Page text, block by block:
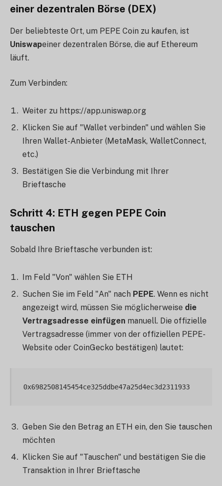
einer dezentralen Börse (DEX)
Der beliebteste Ort, um PEPE Coin zu kaufen, ist
Uniswapeiner dezentralen Börse, die auf Ethereum
läuft.
Zum Verbinden:
Weiter zu https://app.uniswap.org
Klicken Sie auf "Wallet verbinden" und wählen Sie
Ihren Wallet-Anbieter (MetaMask, WalletConnect,
etc.)
Bestätigen Sie die Verbindung mit Ihrer
Brieftasche
Schritt 4: ETH gegen PEPE Coin
tauschen
Sobald Ihre Brieftasche verbunden ist:
Im Feld "Von" wählen Sie ETH
Suchen Sie im Feld "An" nach PEPE. Wenn es nicht
angezeigt wird, müssen Sie möglicherweise die
Vertragsadresse einfügen manuell. Die offizielle
Vertragsadresse (immer von der offiziellen PEPE-
Website oder CoinGecko bestätigen) lautet:
Geben Sie den Betrag an ETH ein, den Sie tauschen
möchten
Klicken Sie auf "Tauschen" und bestätigen Sie die
Transaktion in Ihrer Brieftasche